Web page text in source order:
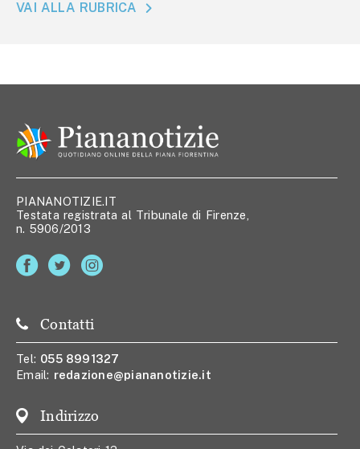
VAI ALLA RUBRICA
PIANANOTIZIE.IT
Testata registrata al Tribunale di Firenze,
n. 5906/2013
Contatti
Tel: 055 8991327
Email: redazione@piananotizie.it
Indirizzo